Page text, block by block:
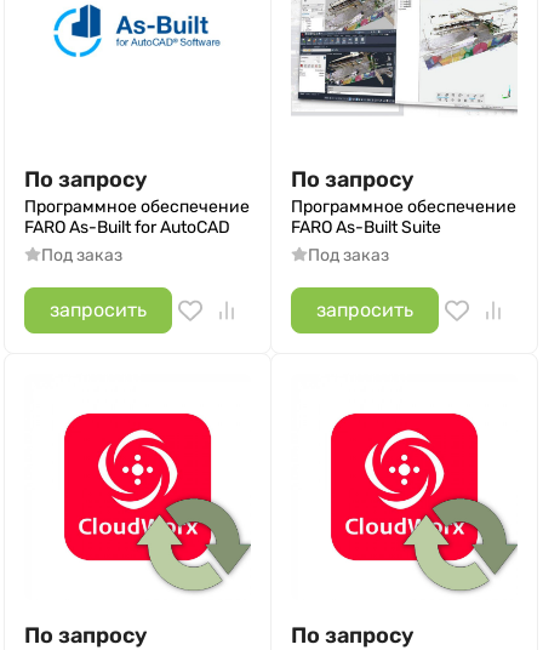
По запросу
Программное обеспечение
FARO As-Built for AutoCAD
Под заказ
запросить
По запросу
Программное обеспечение
FARO As-Built Suite
Под заказ
запросить
По запросу По запросу